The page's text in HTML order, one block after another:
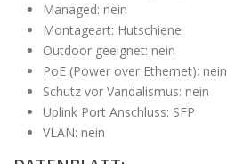
Managed: nein
Montageart: Hutschiene
Outdoor geeignet: nein
PoE (Power over Ethernet): nein
Schutz vor Vandalismus: nein
Uplink Port Anschluss: SFP
VLAN: nein